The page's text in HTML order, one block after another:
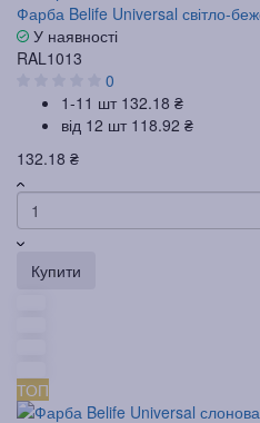
Фарба Belife Universal світло-
У наявності
RAL1013
0
1-11 шт 132.18 ₴
від 12 шт 118.92 ₴
132.18 ₴
Купити
ТОП